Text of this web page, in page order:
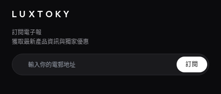
LUXTOKY
訂閱電子報
獲取最新產品資訊與獨家優惠
訂閱